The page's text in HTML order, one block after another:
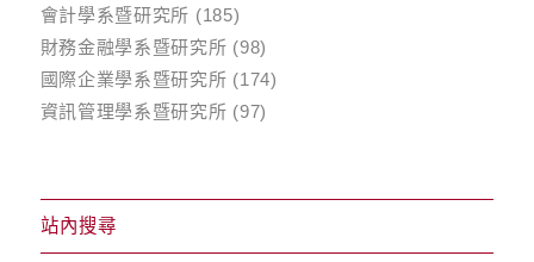
會計學系暨研究所 (185)
財務金融學系暨研究所 (98)
國際企業學系暨研究所 (174)
資訊管理學系暨研究所 (97)
站內搜尋